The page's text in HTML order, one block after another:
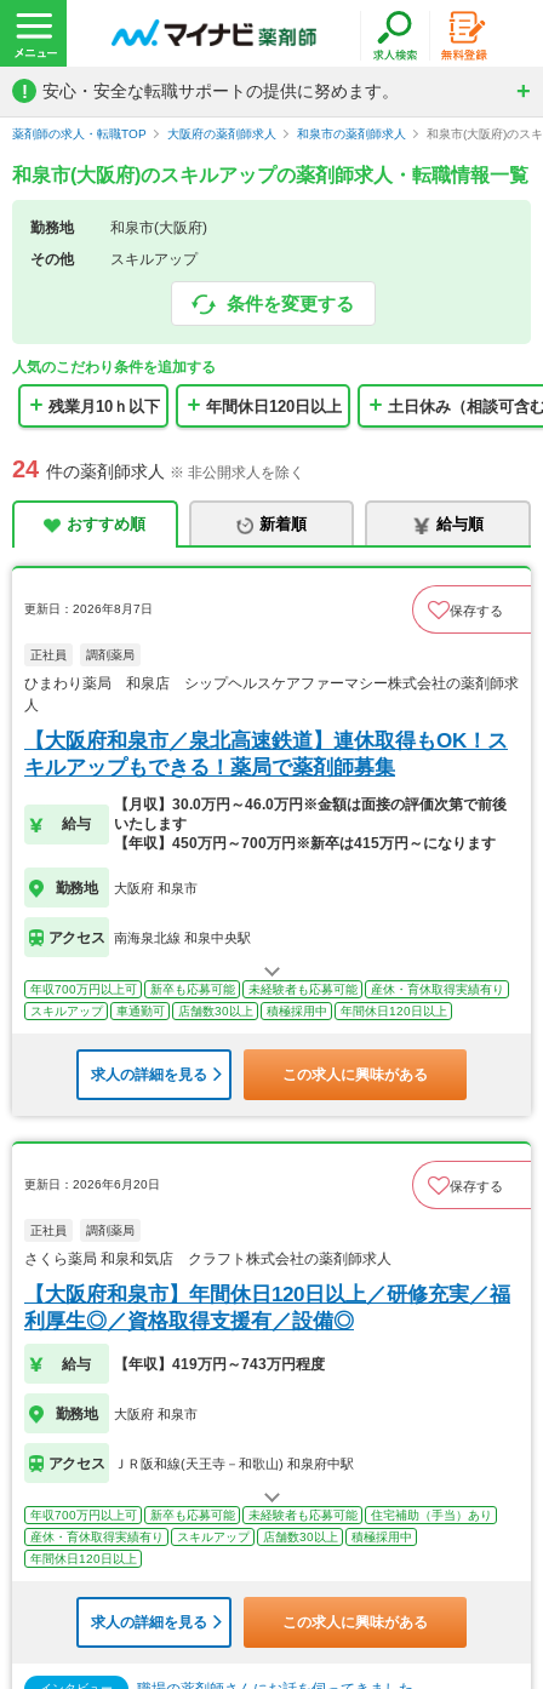
! 安心・安全な転職サポートの提供に努めます。
薬剤師の求人・転職TOP 大阪府の薬剤師求人 和泉市の薬剤師求人 和泉市(大阪府)のス
和泉市(大阪府)のスキルアップの薬剤師求人・転職情報一覧
勤務地
和泉市(大阪府)
その他
スキルアップ
条件を変更する
人気のこだわり条件を追加する
残業月10ｈ以下 年間休日120日以上 土日休み（相談可含
24 件の薬剤師求人 ※ 非公開求人を除く
おすすめ順 新着順 給与順
更新日：2026年8月7日 保存する
正社員 調剤薬局
ひまわり薬局 和泉店 シップヘルスケアファーマシー株式会社の薬剤師求
人
【大阪府和泉市／泉北高速鉄道】連休取得もOK！ス
キルアップもできる！薬局で薬剤師募集
給与
【月収】30.0万円～46.0万円※金額は面接の評価次第で前後
いたします
【年収】450万円～700万円※新卒は415万円～になります
勤務地 大阪府 和泉市
アクセス 南海泉北線 和泉中央駅
年収700万円以上可 新卒も応募可能 未経験者も応募可能
産休・育休取得実績有り
スキルアップ
車通勤可 店舗数30以上 積極採用中 年間休日120日以上
求人の詳細を見る この求人に興味がある
更新日：2026年6月20日 保存する
正社員 調剤薬局
さくら薬局 和泉和気店 クラフト株式会社の薬剤師求人
【大阪府和泉市】年間休日120日以上／研修充実／福
利厚生◎／資格取得支援有／設備◎
給与 【年収】419万円～743万円程度
勤務地 大阪府 和泉市
アクセス ＪＲ阪和線(天王寺－和歌山) 和泉府中駅
年収700万円以上可 新卒も応募可能 未経験者も応募可能
住宅補助（手当）あり
産休・育休取得実績有り
スキルアップ 店舗数30以上
積極採用中
年間休日120日以上
求人の詳細を見る この求人に興味がある